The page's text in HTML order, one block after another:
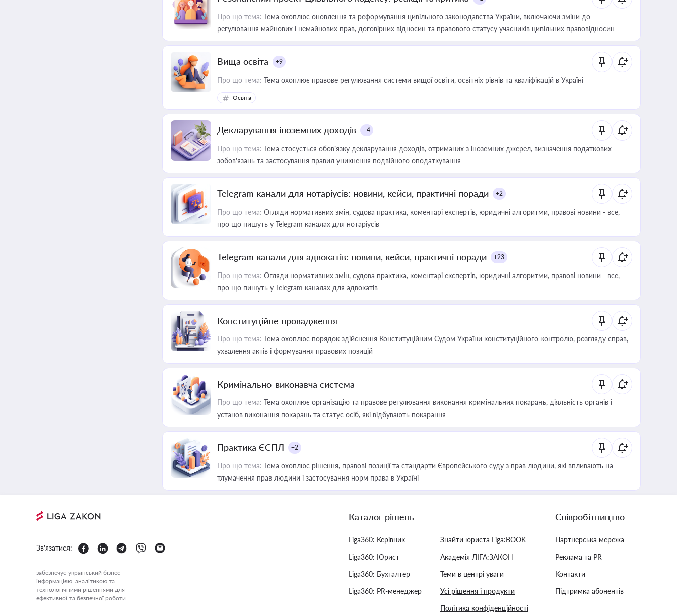
Про що тема: Тема охоплює оновлення та реформування цивільного законодавства України, включаючи зміни до
регулювання майнових і немайнових прав, договірних відносин та правового статусу учасників цивільних правовідносин
Вища освіта +9
Про що тема: Тема охоплює правове регулювання системи вищої освіти, освітніх рівнів та кваліфікацій в Україні
Освіта
Декларування іноземних доходів +4
Про що тема: Тема стосується обов’язку декларування доходів, отриманих з іноземних джерел, визначення податкових
зобов’язань та застосування правил уникнення подвійного оподаткування
Telegram канали для нотаріусів: новини, кейси, практичні поради +2
Про що тема: Огляди нормативних змін, судова практика, коментарі експертів, юридичні алгоритми, правові новини - все,
про що пишуть у Telegram каналах для нотаріусів
Telegram канали для адвокатів: новини, кейси, практичні поради +23
Про що тема: Огляди нормативних змін, судова практика, коментарі експертів, юридичні алгоритми, правові новини - все,
про що пишуть у Telegram каналах для адвокатів
Конституційне провадження
Про що тема: Тема охоплює порядок здійснення Конституційним Судом України конституційного контролю, розгляду справ,
ухвалення актів і формування правових позицій
Кримінально-виконавча система
Про що тема: Тема охоплює організацію та правове регулювання виконання кримінальних покарань, діяльність органів і
установ виконання покарань та статус осіб, які відбувають покарання
Практика ЄСПЛ +2
Про що тема: Тема охоплює рішення, правові позиції та стандарти Європейського суду з прав людини, які впливають на
тлумачення прав людини і застосування норм права в Україні
Зв'язатися:
забезпечує український бізнес
інформацією, аналітикою та
технологічними рішеннями для
ефективної та безпечної роботи.
Каталог рішень
Liga360: Керівник
Liga360: Юрист
Liga360: Бухгалтер
Liga360: PR-менеджер
Знайти юриста Liga:BOOK
Академія ЛІГА:ЗАКОН
Теми в центрі уваги
Усі рішення і продукти
Політика конфіденційності
Співробітництво
Партнерська мережа
Реклама та PR
Контакти
Підтримка абонентів